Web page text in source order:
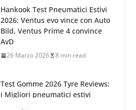
Test Gomme 2026 Tyre Reviews:
i Migliori pneumatici estivi
sportivi a confronto
Pirelli Cinturato 2026: due